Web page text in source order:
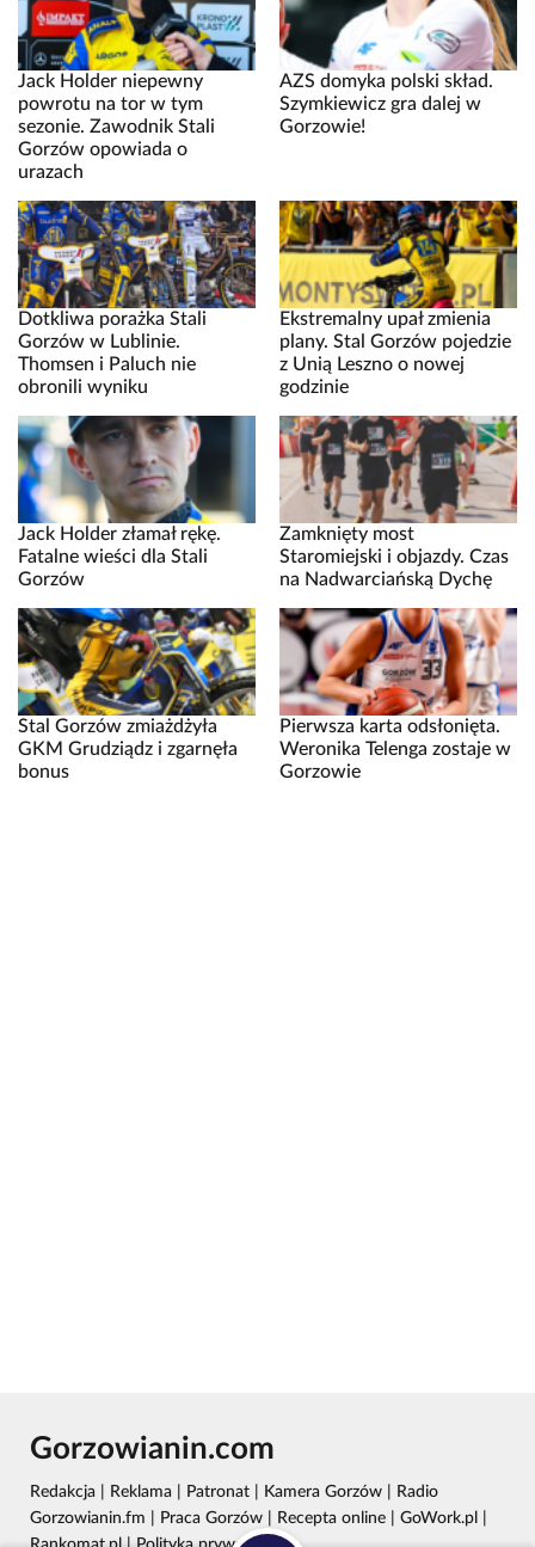
Jack Holder niepewny
powrotu na tor w tym
sezonie. Zawodnik Stali
Gorzów opowiada o
urazach
AZS domyka polski skład.
Szymkiewicz gra dalej w
Gorzowie!
Dotkliwa porażka Stali
Gorzów w Lublinie.
Thomsen i Paluch nie
obronili wyniku
Ekstremalny upał zmienia
plany. Stal Gorzów pojedzie
z Unią Leszno o nowej
godzinie
Jack Holder złamał rękę.
Fatalne wieści dla Stali
Gorzów
Zamknięty most
Staromiejski i objazdy. Czas
na Nadwarciańską Dychę
Stal Gorzów zmiażdżyła
GKM Grudziądz i zgarnęła
bonus
Pierwsza karta odsłonięta.
Weronika Telenga zostaje w
Gorzowie
Gorzowianin.com
Redakcja Reklama Patronat Kamera Gorzów
Radio
Gorzowianin.fm
Praca Gorzów Recepta online GoWork.pl